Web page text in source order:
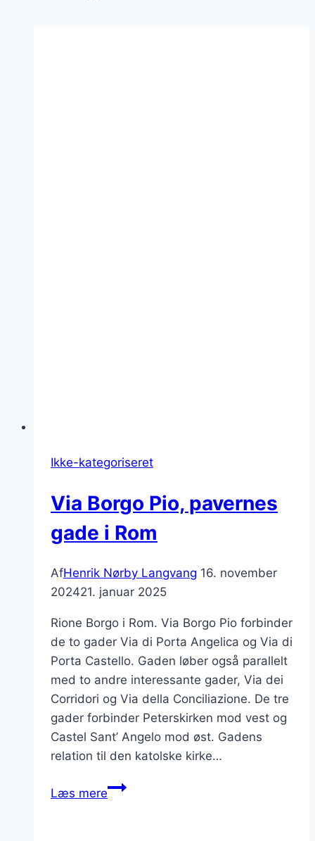
Ikke-kategoriseret
Via Borgo Pio, pavernes
gade i Rom
AfHenrik Nørby Langvang 16. november
202421. januar 2025
Rione Borgo i Rom. Via Borgo Pio forbinder
de to gader Via di Porta Angelica og Via di
Porta Castello. Gaden løber også parallelt
med to andre interessante gader, Via dei
Corridori og Via della Conciliazione. De tre
gader forbinder Peterskirken mod vest og
Castel Sant’ Angelo mod øst. Gadens
relation til den katolske kirke…
Læs mereVia